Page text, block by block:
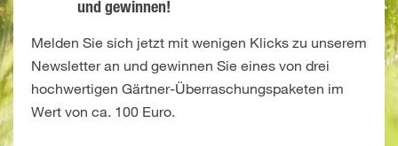
und gewinnen!
Melden Sie sich jetzt mit wenigen Klicks zu unserem
Newsletter an und gewinnen Sie eines von drei
hochwertigen Gärtner-Überraschungspaketen im
Wert von ca. 100 Euro.